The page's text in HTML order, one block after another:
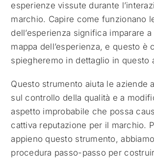
esperienze vissute durante
marchio. Capire come funzionano
dell’esperienza significa imparare
mappa dell’esperienza, e questo è
spiegheremo in dettaglio in questo
Questo strumento aiuta le aziende
sul controllo della qualità e a
aspetto improbabile che possa
cattiva reputazione per il marchio.
appieno questo strumento,
procedura passo-passo per